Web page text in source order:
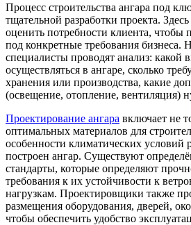
Процесс строительства ангара под
тщательной разработки проекта.
оценить потребности клиента, чтобы
под конкретные требования бизнеса.
специалисты проводят анализ: какой
осуществляться в ангаре, сколько
хранения или производства, какие
(освещение, отопление, вентиляция)
Проектирование ангара включает не
оптимальных материалов для
особенности климатических условий
построен ангар. Существуют
стандарты, которые определяют
требования к их устойчивости к
нагрузкам. Проектировщики также
размещения оборудования, дверей,
чтобы обеспечить удобство